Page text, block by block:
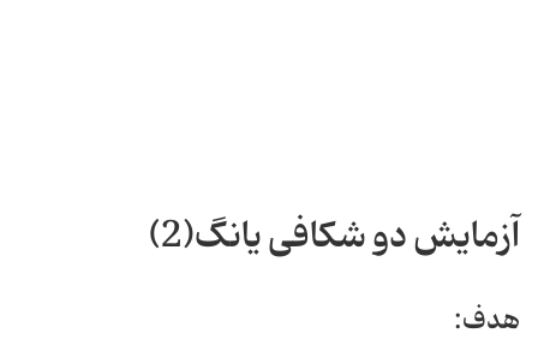
آزمایش دو شکافی یانگ(2)
هدف: